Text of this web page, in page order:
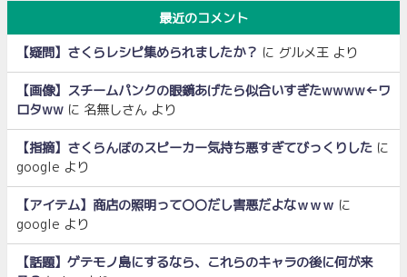
最近のコメント
【疑問】さくらレシピ集められましたか？ に グルメ王 より
【画像】スチームパンクの眼鏡あげたら似合いすぎたwwww←ワ
ロタww に 名無しさん より
【指摘】さくらんぼのスピーカー気持ち悪すぎてびっくりした に
google より
【アイテム】商店の照明って〇〇だし害悪だよなｗｗｗ に
google より
【話題】ゲテモノ島にするなら、これらのキャラの後に何が来